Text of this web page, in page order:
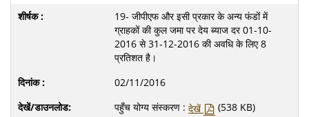
19- जीपीएफ और इसी प्रकार के अन्य फंडों में
ग्राहकों की कुल जमा पर देय ब्याज दर 01-10-
2016 से 31-12-2016 की अवधि के लिए 8
प्रतिशत है।
02/11/2016
पहुँच योग्य संस्करण : देखें (538 KB)